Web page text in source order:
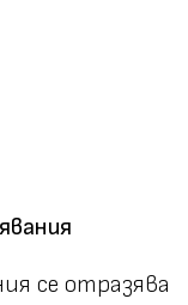
се отразява